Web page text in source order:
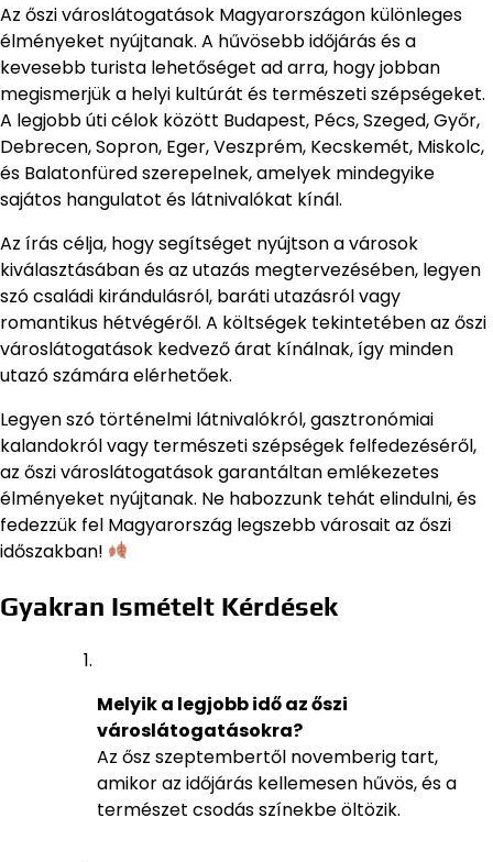
Az őszi városlátogatások Magyarországon különleges
élményeket nyújtanak. A hűvösebb időjárás és a
kevesebb turista lehetőséget ad arra, hogy jobban
megismerjük a helyi kultúrát és természeti szépségeket.
A legjobb úti célok között Budapest, Pécs, Szeged, Győr,
Debrecen, Sopron, Eger, Veszprém, Kecskemét, Miskolc,
és Balatonfüred szerepelnek, amelyek mindegyike
sajátos hangulatot és látnivalókat kínál.
Az írás célja, hogy segítséget nyújtson a városok
kiválasztásában és az utazás megtervezésében, legyen
szó családi kirándulásról, baráti utazásról vagy
romantikus hétvégéről. A költségek tekintetében az őszi
városlátogatások kedvező árat kínálnak, így minden
utazó számára elérhetőek.
Legyen szó történelmi látnivalókról, gasztronómiai
kalandokról vagy természeti szépségek felfedezéséről,
az őszi városlátogatások garantáltan emlékezetes
élményeket nyújtanak. Ne habozzunk tehát elindulni, és
fedezzük fel Magyarország legszebb városait az őszi
időszakban!
Gyakran Ismételt Kérdések
Melyik a legjobb idő az őszi
városlátogatásokra?
Az ősz szeptembertől novemberig tart,
amikor az időjárás kellemesen hűvös, és a
természet csodás színekbe öltözik.